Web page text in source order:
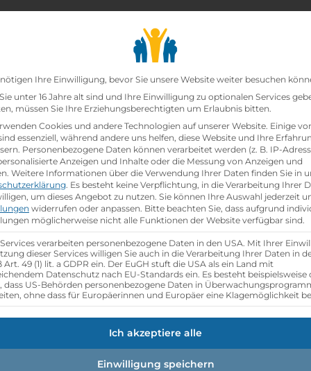
Lehrbetriebesearch
Schwerpunkt
Datenschutz-
Ihre Einwilligung, bevor Sie unsere Website weiter besuchen
unter 16 Jahre alt sind und Ihre Einwilligung zu optionalen Services
müssen Sie Ihre Erziehungsberechtigten um Erlaubnis bitten.
Cookies und andere Technologien auf unserer Website. Einige
essenziell, während andere uns helfen, diese Website und Ihre
Personenbezogene Daten können verarbeitet werden (z. B. IP-
Anzeigen und Inhalte oder die Messung von Anzeigen und
Weitere Informationen über die Verwendung Ihrer Daten finden Sie in
. Es besteht keine Verpflichtung, in die Verarbeitung Ihrer
um dieses Angebot zu nutzen. Sie können Ihre Auswahl jederzeit
widerrufen oder anpassen. Bitte beachten Sie, dass aufgrund
möglicherweise nicht alle Funktionen der Website verfügbar sind.
verarbeiten personenbezogene Daten in den USA. Mit Ihrer
dieser Services willigen Sie auch in die Verarbeitung Ihrer Daten in
Art. 49 (1) lit. a GDPR ein. Der EuGH stuft die USA als ein Land mit
Datenschutz nach EU-Standards ein. Es besteht beispielsweise
dass US-Behörden personenbezogene Daten in
ohne dass für Europäerinnen und Europäer eine Klagemöglichkeit
Ich akzeptiere alle
Einwilligung speichern